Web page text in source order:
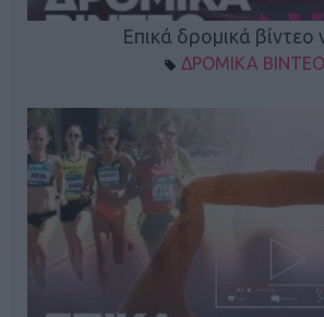
Επικά δρομικά βίντεο
ΔΡΟΜΙΚΑ ΒΙΝΤΕΟ